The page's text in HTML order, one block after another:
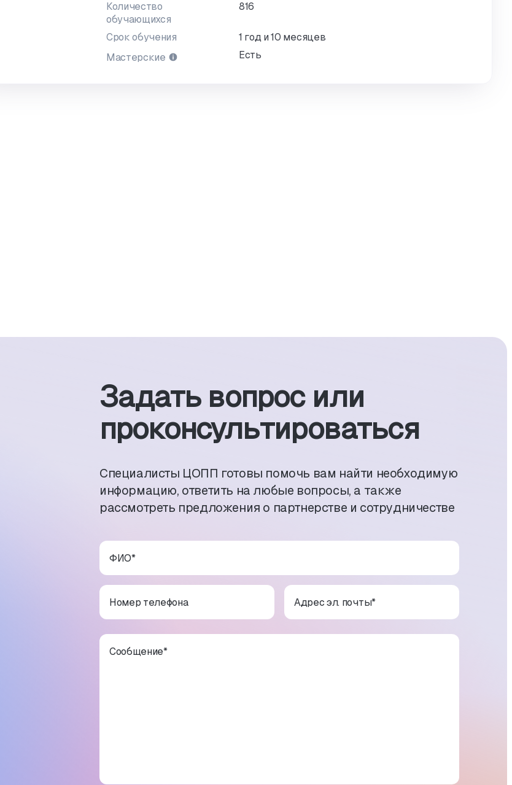
Количество
обучающихся
816
Срок обучения
1 год и 10 месяцев
Мастерские
Есть
Задать вопрос или
проконсуль­тиро­ваться
Специалисты ЦОПП готовы помочь вам найти необходимую
информацию, ответить на любые вопросы, а также
рассмотреть предложения о партнерстве и сотрудничестве
ФИО*
Номер телефона Адрес эл. почты*
Сообщение*